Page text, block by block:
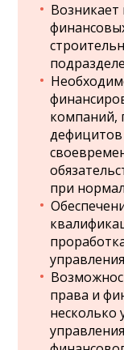
Возникает
компаний,
дефицитов
при
права и
несколько